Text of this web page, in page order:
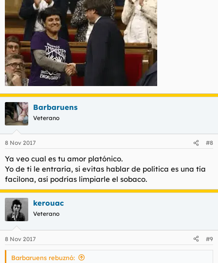
Barbaruens
Veterano
8 Nov 2017 #8
Ya veo cual es tu amor platónico.
Yo de ti le entraría, si evitas hablar de política es una tía
facilona, así podrías limpiarle el sobaco.
kerouac
Veterano
8 Nov 2017 #9
Barbaruens rebuznó: